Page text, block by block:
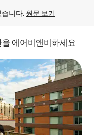
니다. 원문 보기
에어비앤비하세요